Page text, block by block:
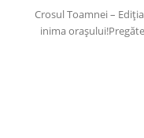
Crosul Toamnei –
inima